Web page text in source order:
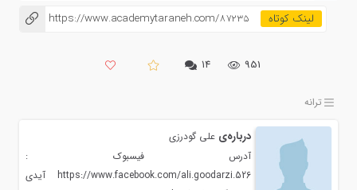
https://www.academytaraneh.com/87235
951 ۱۴
ترانه
درباره‌ی علی گودرزی
آدرس فیسبوک :
https://www.facebook.com/ali.goodarzi.526 آیدی